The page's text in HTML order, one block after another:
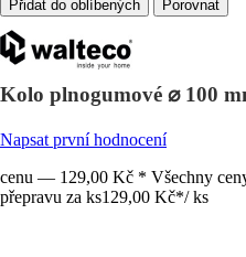
Porovnat
Kolo plnogumové ⌀ 100
Napsat první hodnocení
cenu — 129,00 Kč * Všechny
přepravu za ks129,00 Kč*/ ks